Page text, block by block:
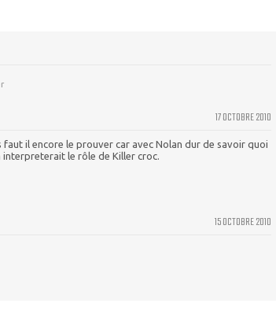
17 OCTOBRE 2010
faut il encore le prouver car avec Nolan dur de savoir quoi
interpreterait le rôle de Killer croc.
15 OCTOBRE 2010